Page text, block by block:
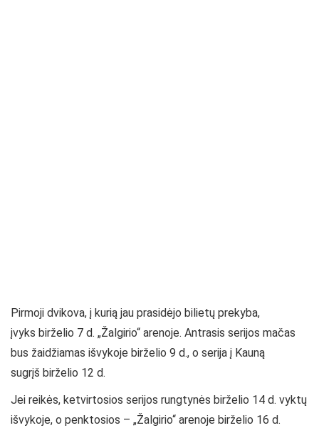
Pirmoji dvikova, į kurią jau prasidėjo bilietų prekyba,
įvyks birželio 7 d. „Žalgirio“ arenoje. Antrasis serijos mačas
bus žaidžiamas išvykoje birželio 9 d., o serija į Kauną
sugrįš birželio 12 d.
Jei reikės, ketvirtosios serijos rungtynės birželio 14 d. vyktų
išvykoje, o penktosios – „Žalgirio“ arenoje birželio 16 d.